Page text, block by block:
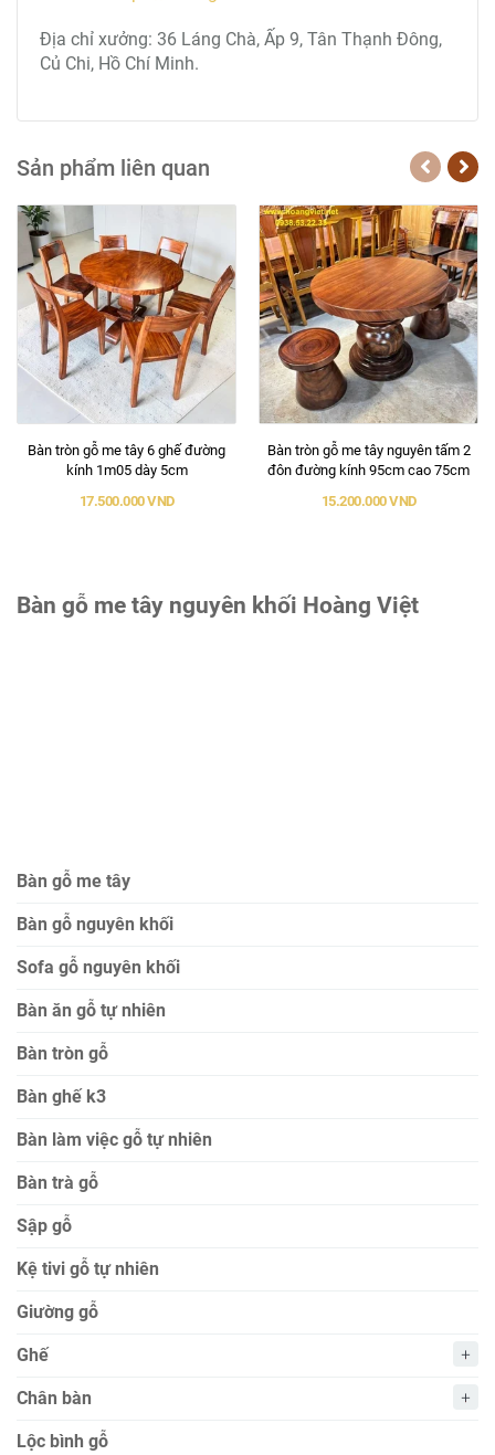
Địa chỉ xưởng: 36 Láng Chà, Ấp 9, Tân Thạnh Đông,
Củ Chi, Hồ Chí Minh.
Sản phẩm liên quan
Bàn tròn gỗ me tây 6 ghế đường
kính 1m05 dày 5cm
17.500.000 VND
Bàn tròn gỗ me tây nguyên tấm 2
đôn đường kính 95cm cao 75cm
15.200.000 VND
Bàn gỗ me tây nguyên khối Hoàng Việt
Bàn gỗ me tây
Bàn gỗ nguyên khối
Sofa gỗ nguyên khối
Bàn ăn gỗ tự nhiên
Bàn tròn gỗ
Bàn ghế k3
Bàn làm việc gỗ tự nhiên
Bàn trà gỗ
Sập gỗ
Kệ tivi gỗ tự nhiên
Giường gỗ
Ghế
Chân bàn
Lộc bình gỗ